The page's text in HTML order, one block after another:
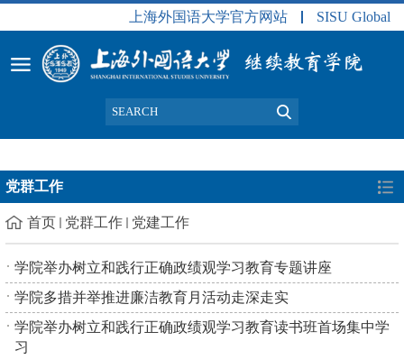
上海外国语大学官方网站 SISU Global
党群工作
首页 党群工作 党建工作
学院举办树立和践行正确政绩观学习教育专题讲座
学院多措并举推进廉洁教育月活动走深走实
学院举办树立和践行正确政绩观学习教育读书班首场集中学
习